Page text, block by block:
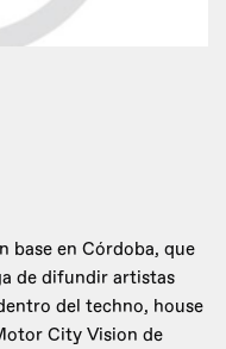
base en Córdoba, que
de difundir artistas
del techno, house
City Vision de